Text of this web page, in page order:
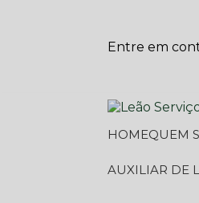
Entre em
HOME
QUEM
AUXILIAR DE